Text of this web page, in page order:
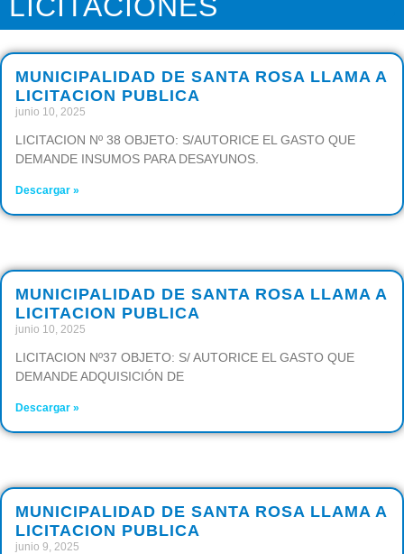
MUNICIPALIDAD DE SANTA ROSA LLAMA A
LICITACION PUBLICA
junio 10, 2025
LICITACION Nº 38 OBJETO: S/AUTORICE EL GASTO QUE
DEMANDE INSUMOS PARA DESAYUNOS.
Descargar »
MUNICIPALIDAD DE SANTA ROSA LLAMA A
LICITACION PUBLICA
junio 10, 2025
LICITACION Nº37 OBJETO: S/ AUTORICE EL GASTO QUE
DEMANDE ADQUISICIÓN DE
Descargar »
MUNICIPALIDAD DE SANTA ROSA LLAMA A
LICITACION PUBLICA
junio 9, 2025